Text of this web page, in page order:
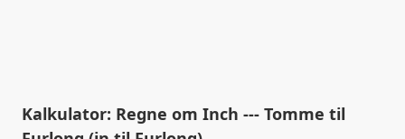
Kalkulator: Regne om Inch --- Tomme til